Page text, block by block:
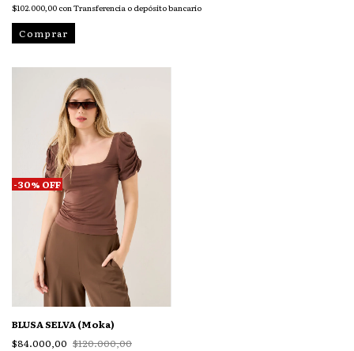
$102.000,00 con Transferencia o depósito bancario
Comprar
-30% OFF
BLUSA SELVA (Moka)
$84.000,00 $120.000,00